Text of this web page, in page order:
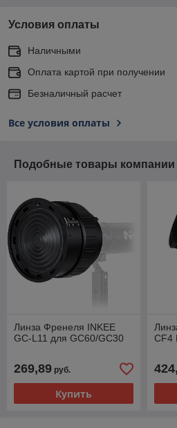
Условия оплаты
Наличными
Оплата картой при получении
Безналичный расчет
Все условия оплаты
Подобные товары компании
Линза Френеля INKEE
GC-L11 для GC60/GC30
269,89 руб.
Купить
CF4